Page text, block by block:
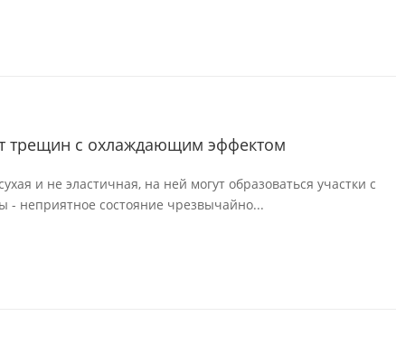
трещин с охлаждающим эффектом
и не эластичная, на ней могут образоваться участки с
неприятное состояние чрезвычайно...